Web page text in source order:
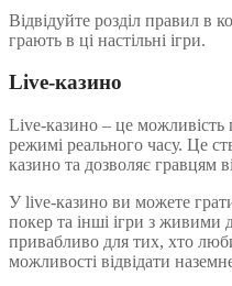
Відвідуйте розділ правил в
грають в ці настільні ігри.
Live-казино
Live-казино – це
режимі реального часу. Це
казино та дозволяє гравцям
У live-казино ви можете
покер та інші ігри з
привабливо для тих, хто
можливості відвідати